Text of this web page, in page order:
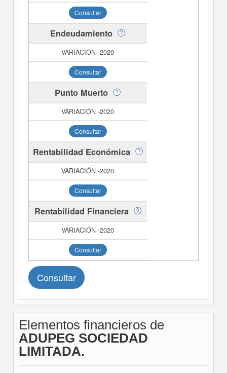
Consultar
Endeudamiento
Consultar
Punto Muerto
Consultar
Rentabilidad Económica
Consultar
Rentabilidad Financiera
Consultar
Consultar
Elementos financieros de
ADUPEG SOCIEDAD
LIMITADA.